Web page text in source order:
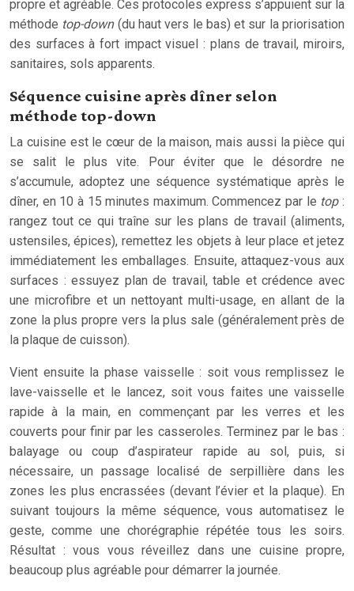
propre et agréable. Ces protocoles express s’appuient sur la
méthode top-down(du haut vers le bas) et sur la priorisation
des surfaces à fort impact visuel : plans de travail, miroirs,
sanitaires, sols apparents.
Séquence cuisine après dîner selon
méthode top-down
La cuisine est le cœur de la maison, mais aussi la pièce qui
se salit le plus vite. Pour éviter que le désordre ne
s’accumule, adoptez une séquence systématique après le
dîner, en 10 à 15 minutes maximum. Commencez par le top:
rangez tout ce qui traîne sur les plans de travail (aliments,
ustensiles, épices), remettez les objets à leur place et jetez
immédiatement les emballages. Ensuite, attaquez-vous aux
surfaces : essuyez plan de travail, table et crédence avec
une microfibre et un nettoyant multi-usage, en allant de la
zone la plus propre vers la plus sale (généralement près de
la plaque de cuisson).
Vient ensuite la phase vaisselle : soit vous remplissez le
lave-vaisselle et le lancez, soit vous faites une vaisselle
rapide à la main, en commençant par les verres et les
couverts pour finir par les casseroles. Terminez par le bas :
balayage ou coup d’aspirateur rapide au sol, puis, si
nécessaire, un passage localisé de serpillière dans les
zones les plus encrassées (devant l’évier et la plaque). En
suivant toujours la même séquence, vous automatisez le
geste, comme une chorégraphie répétée tous les soirs.
Résultat : vous vous réveillez dans une cuisine propre,
beaucoup plus agréable pour démarrer la journée.